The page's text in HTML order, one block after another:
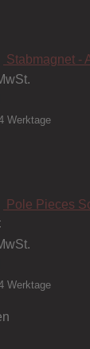
Stabmagnet -
Werktage
Pole Pieces
Preisspanne:
0,80€
1,00€
Werktage